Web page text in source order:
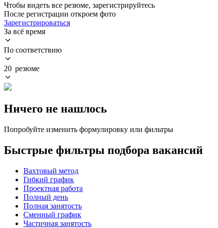
Чтобы видеть все резюме, зарегистрируйтесь
После регистрации откроем фото
Зарегистрироваться
За всё время
По соответствию
20 резюме
Ничего не нашлось
Попробуйте изменить формулировку или фильтры
Быстрые фильтры подбора вакансий
Вахтовый метод
Гибкий график
Проектная работа
Полный день
Полная занятость
Сменный график
Частичная занятость